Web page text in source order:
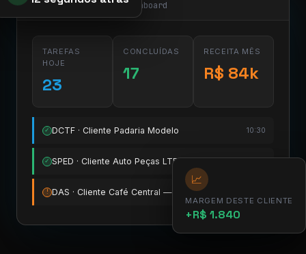
12 segundos atrás
app.pier.mobi/dashboard
TAREFAS
HOJE
23
CONCLUÍDAS
17
RECEITA MÊS
R$ 84k
✓ DCTF · Cliente Padaria Modelo 10:30
✓ SPED · Cliente Auto Peças LTDA 11:15
! DAS · Cliente Café Central — vence amanhã
📈
MARGEM DESTE CLIENTE
+R$ 1.840